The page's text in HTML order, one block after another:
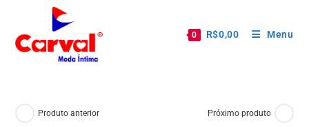
0 R$0,00 Menu
Produto anterior Próximo produto